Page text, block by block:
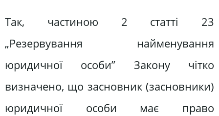
Так, частиною 2 статті 23
„Резервування найменування
юридичної особи” Закону чітко
визначено, що засновник (засновники)
юридичної особи має право